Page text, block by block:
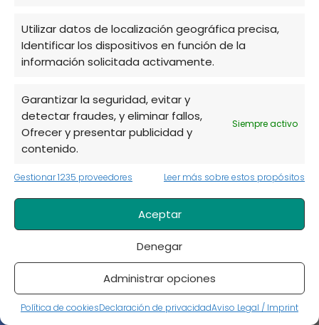
Utilizar datos de localización geográfica precisa,
Identificar los dispositivos en función de la
información solicitada activamente.
Garantizar la seguridad, evitar y
detectar fraudes, y eliminar fallos,
Ofrecer y presentar publicidad y
contenido.
Siempre activo
Gestionar 1235 proveedores Leer más sobre estos propósitos
Aceptar
Denegar
Administrar opciones
Política de cookiesDeclaración de privacidadAviso Legal / Imprint
Clavel de Aire: Todo lo que necesitas
saber sobre esta Planta Única